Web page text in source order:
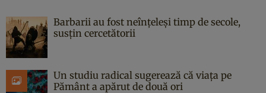
Barbarii au fost neînțeleși timp de secole,
susțin cercetătorii
Un studiu radical sugerează că viața pe
Pământ a apărut de două ori